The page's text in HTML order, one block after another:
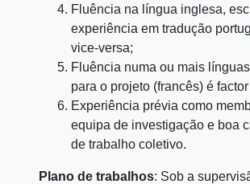
Fluência na língua inglesa,
experiência em tradução
vice-versa;
Fluência numa ou mais
para o projeto (francês) é
Experiência prévia como
equipa de investigação e boa
de trabalho coletivo.
Plano de trabalhos: Sob a